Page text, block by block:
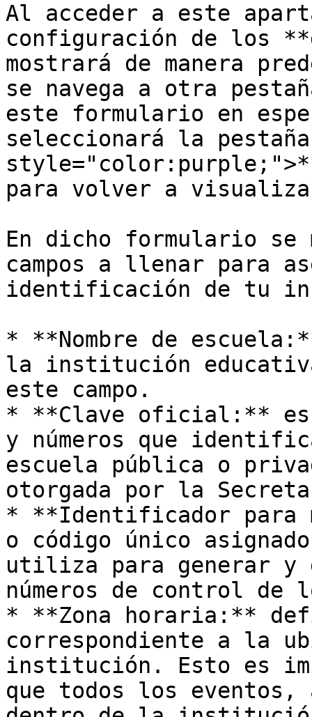
Al acceder a este
configuración de los
mostrará de manera
se navega a otra
este formulario en
seleccionará la pestaña
para volver a
En dicho formulario
campos a llenar para
identificación de tu
* **Nombre de
la institución
este campo.
* **Clave oficial:** es
y números que
escuela pública o
otorgada por la
* **Identificador para
o código único
utiliza para generar y
números de control de
* **Zona horaria:**
correspondiente a la
institución. Esto es
que todos los